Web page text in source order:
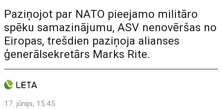
Paziņojot par NATO pieejamo militāro
spēku samazinājumu, ASV nenovēršas no
Eiropas, trešdien paziņoja alianses
ģenerālsekretārs Marks Rite.
17. jūnijs, 15:45